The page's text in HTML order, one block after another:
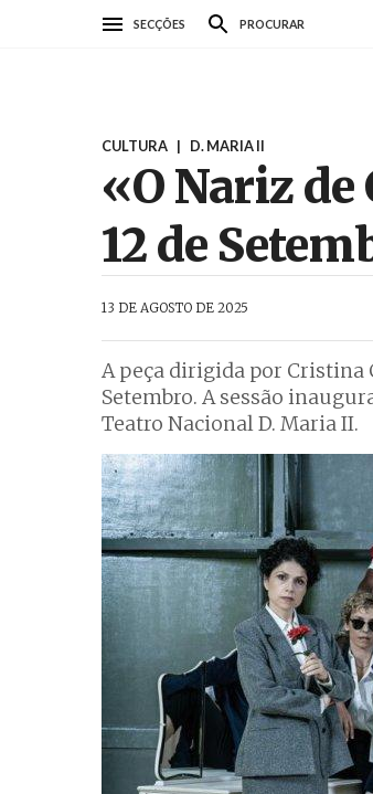
SECÇÕES PROCURAR
CULTURA | D. MARIA II
«O Nariz
12 de
13 DE AGOSTO DE 2025
A peça dirigida por Cristina
Setembro. A sessão
Teatro Nacional D. Maria II.